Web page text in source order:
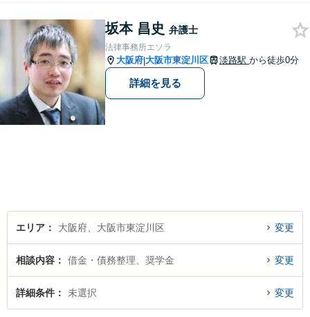
坂本 昌史 弁護士
法律事務所エソラ
大阪府|大阪市東淀川区 淡路駅 から徒歩0分
詳細を見る
エリア 大阪府、大阪市東淀川区 変更
相談内容 借金・債務整理、奨学金 変更
詳細条件 未選択 変更